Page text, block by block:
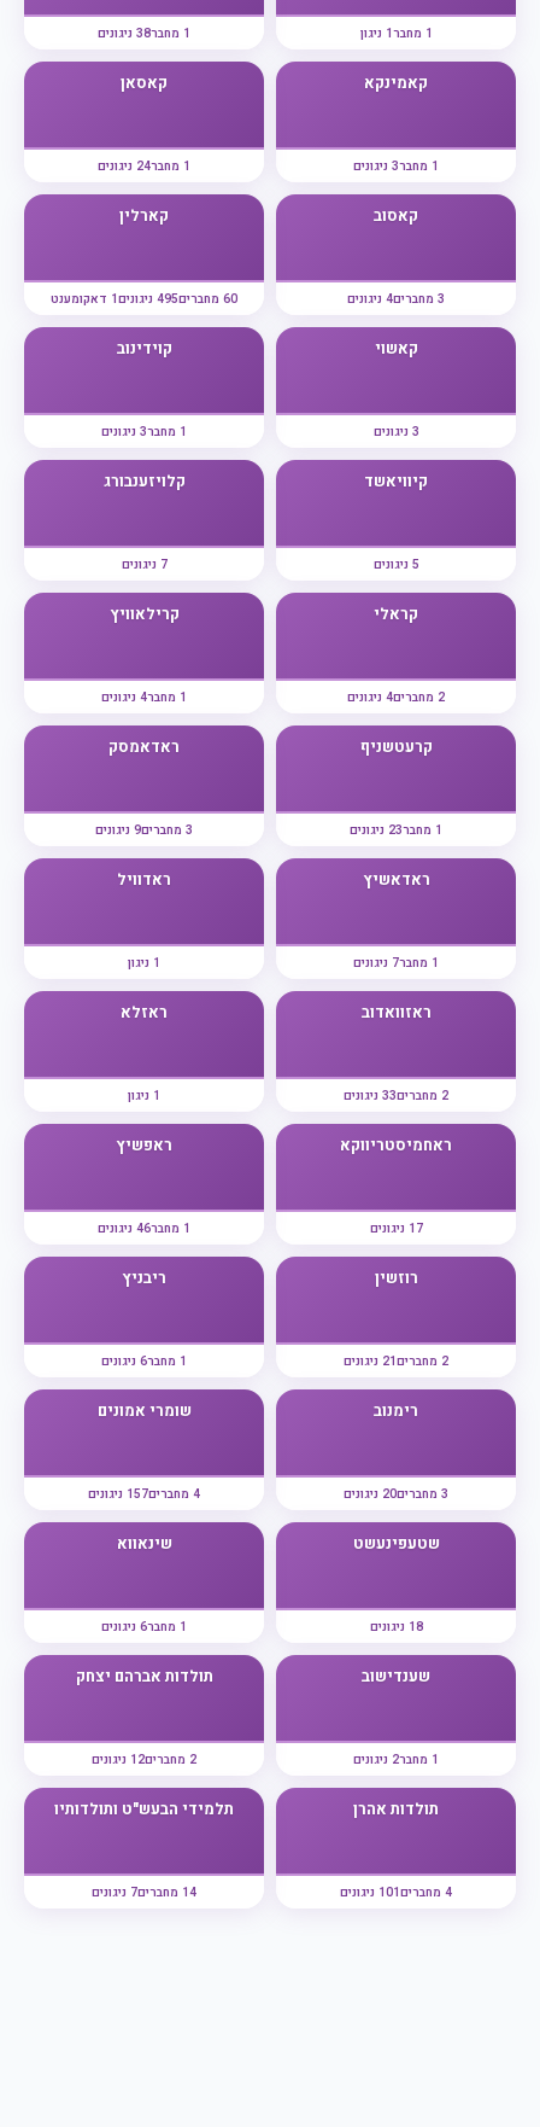
1 מחבר 1 ניגון 1 מחבר 38 ניגונים
קאמינקא
1 מחבר 3 ניגונים
קאסאן
1 מחבר 24 ניגונים
קאסוב
3 מחברים 4 ניגונים
קארלין
60 מחברים 495 ניגונים 1 דאקומענט
קאשוי
3 ניגונים
קוידינוב
1 מחבר 3 ניגונים
קיוויאשד
5 ניגונים
קלויזענבורג
7 ניגונים
קראלי
2 מחברים 4 ניגונים
קרילאוויץ
1 מחבר 4 ניגונים
קרעטשניף
1 מחבר 23 ניגונים
ראדאמסק
3 מחברים 9 ניגונים
ראדאשיץ
1 מחבר 7 ניגונים
ראדוויל
1 ניגון
ראזוואדוב
2 מחברים 33 ניגונים
ראזלא
1 ניגון
ראחמיסטריווקא
17 ניגונים
ראפשיץ
1 מחבר 46 ניגונים
רוזשין
2 מחברים 21 ניגונים
ריבניץ
1 מחבר 6 ניגונים
רימנוב
3 מחברים 20 ניגונים
שומרי אמונים
4 מחברים 157 ניגונים
שטעפינעשט
18 ניגונים
שינאווא
1 מחבר 6 ניגונים
שענדישוב
1 מחבר 2 ניגונים
תולדות אברהם יצחק
2 מחברים 12 ניגונים
תולדות אהרן
4 מחברים 101 ניגונים
תלמידי הבעש"ט ותולדותיו
14 מחברים 7 ניגונים